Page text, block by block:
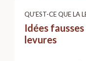
QU'EST-CE QUE LA
Idées
levures